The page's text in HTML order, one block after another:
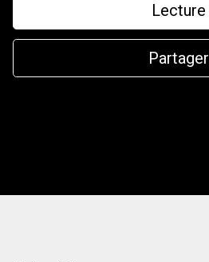
Lecture
Partager